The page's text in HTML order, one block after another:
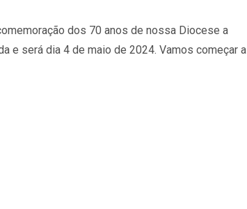
dos 70 anos de nossa Diocese a
e será dia 4 de maio de 2024. Vamos começar a